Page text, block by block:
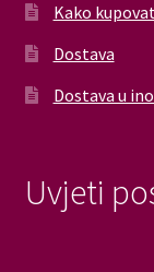
Kako
Dostava
Dostava u
Uvjeti